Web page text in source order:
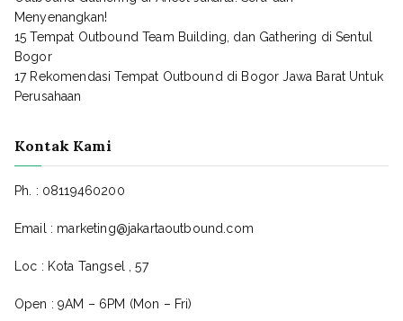
Menyenangkan!
15 Tempat Outbound Team Building, dan Gathering di Sentul
Bogor
17 Rekomendasi Tempat Outbound di Bogor Jawa Barat Untuk
Perusahaan
Kontak Kami
Ph. : 08119460200
Email : marketing@jakartaoutbound.com
Loc : Kota Tangsel , 57
Open : 9AM – 6PM (Mon – Fri)